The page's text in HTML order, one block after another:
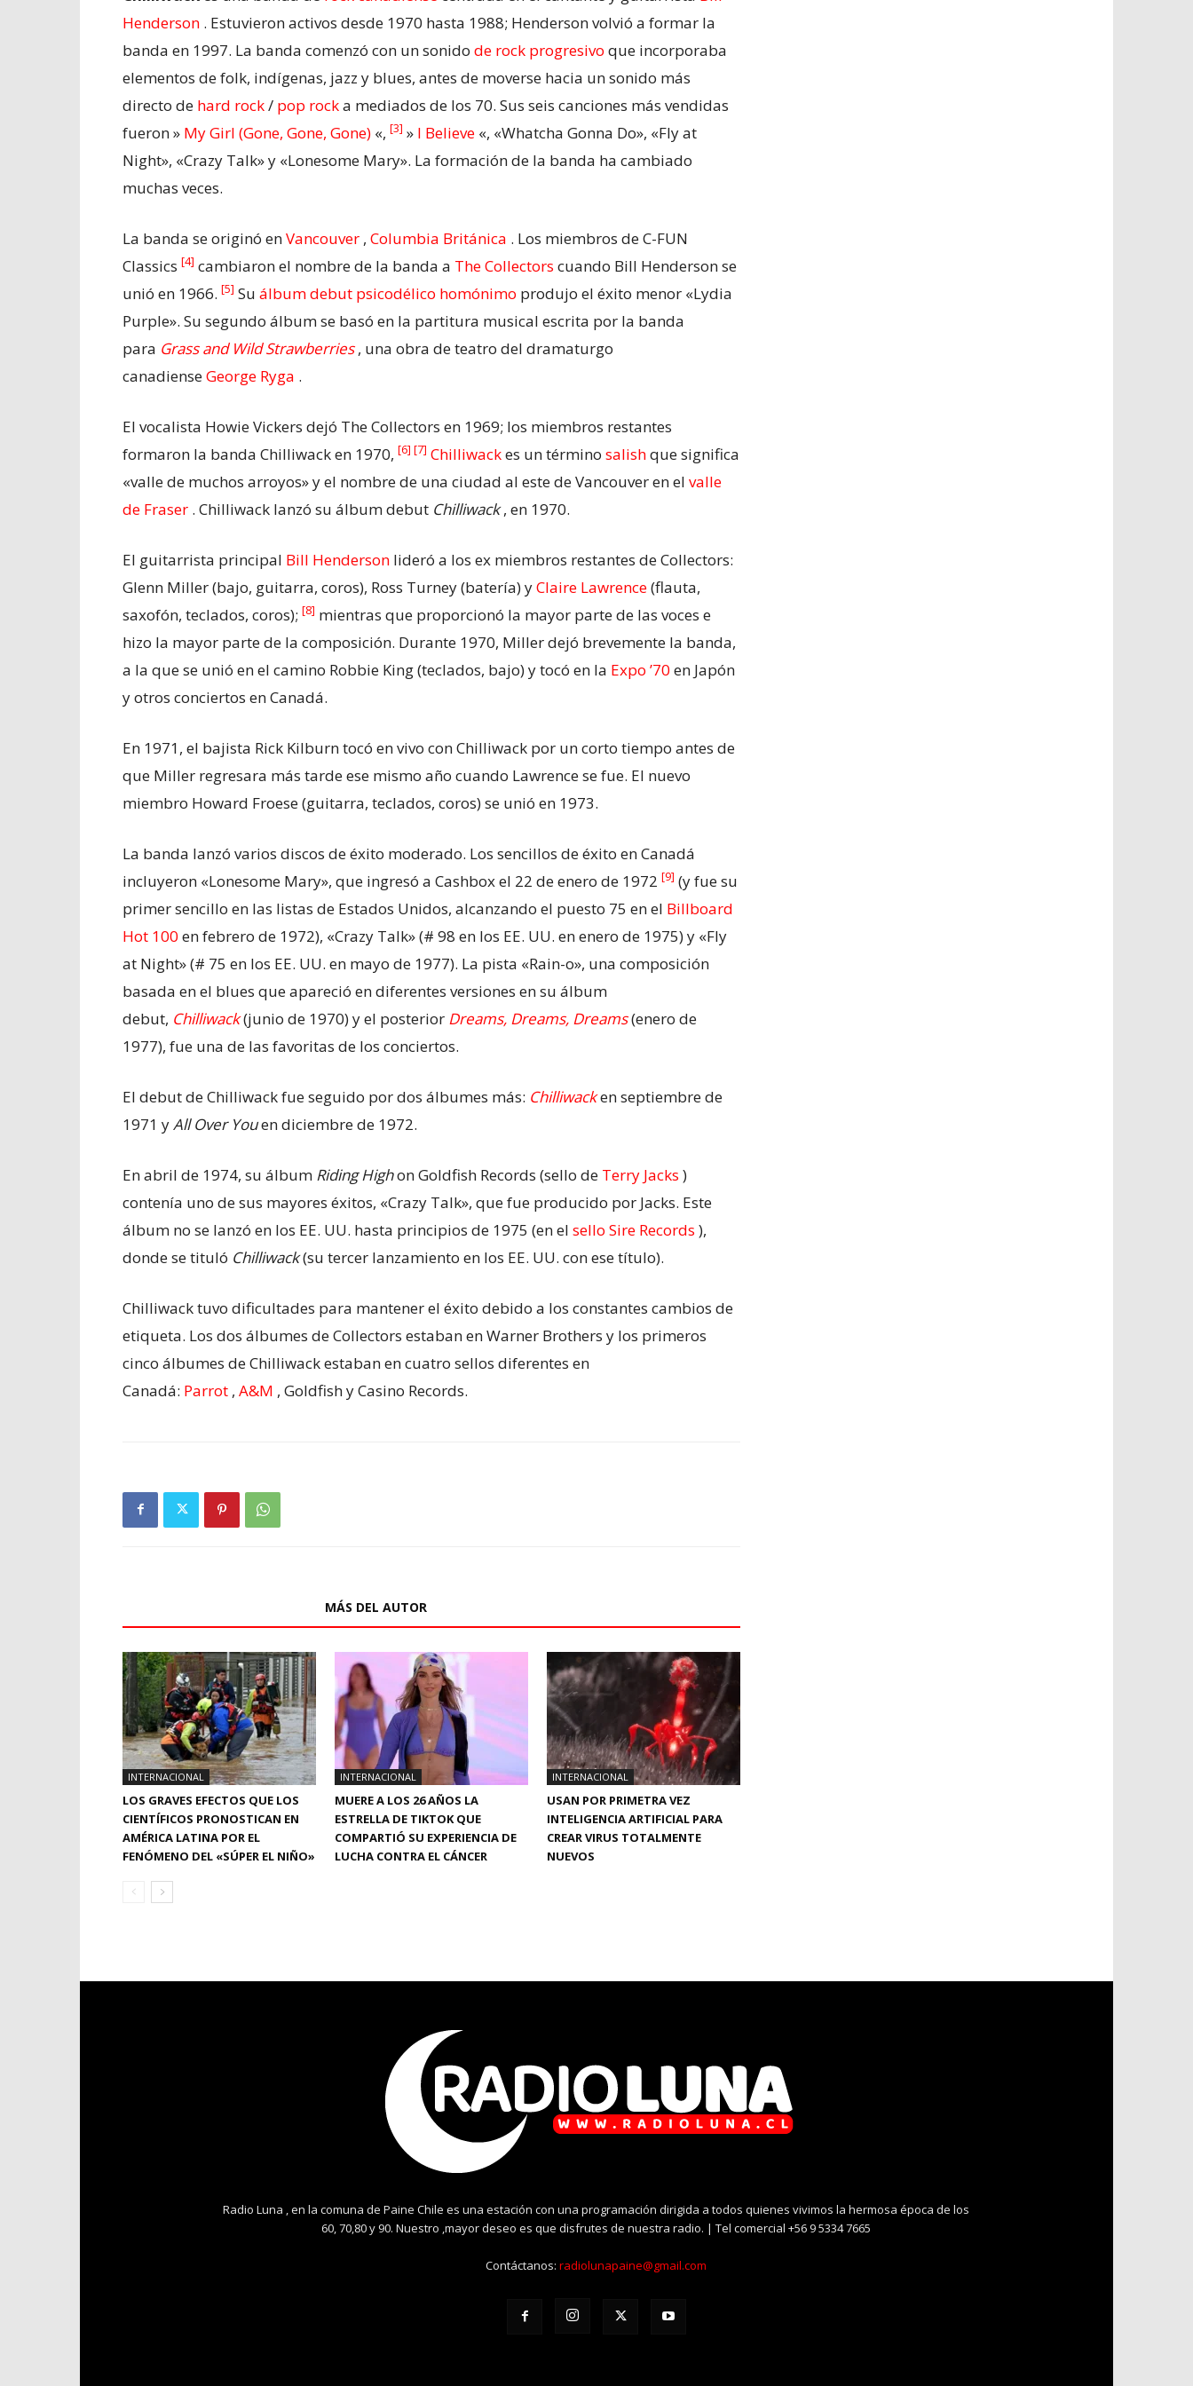
Henderson . Estuvieron activos desde 1970 hasta 1988; Henderson volvió a formar la
banda en 1997. La banda comenzó con un sonido de rock progresivo que incorporaba
elementos de folk, indígenas, jazz y blues, antes de moverse hacia un sonido más
directo de hard rock/ pop rocka mediados de los 70. Sus seis canciones más vendidas
fueron » My Girl (Gone, Gone, Gone) «, [3] » I Believe «, «Whatcha Gonna Do», «Fly at
Night», «Crazy Talk» y «Lonesome Mary». La formación de la banda ha cambiado
muchas veces.
La banda se originó enVancouver , Columbia Británica . Los miembros de C-FUN
Classics [4] cambiaron el nombre de la banda a The Collectors cuando Bill Henderson se
unió en 1966. [5] Su álbum debut psicodélico homónimo produjo el éxito menor «Lydia
Purple». Su segundo álbum se basó en la partitura musical escrita por la banda
para Grass and Wild Strawberries, una obra de teatro del dramaturgo
canadienseGeorge Ryga .
El vocalista Howie Vickers dejó The Collectors en 1969; los miembros restantes
formaron la banda Chilliwack en 1970, [6] [7] Chilliwackes un término salishque significa
«valle de muchos arroyos» y el nombre de una ciudad al este de Vancouver en el valle
de Fraser . Chilliwack lanzó su álbum debut Chilliwack, en 1970.
El guitarrista principal Bill Henderson lideró a los ex miembros restantes de Collectors:
Glenn Miller (bajo, guitarra, coros), Ross Turney (batería) yClaire Lawrence(flauta,
saxofón, teclados, coros); [8] mientras que proporcionó la mayor parte de las voces e
hizo la mayor parte de la composición. Durante 1970, Miller dejó brevemente la banda,
a la que se unió en el camino Robbie King (teclados, bajo) y tocó en la Expo ’70 en Japón
y otros conciertos en Canadá.
En 1971, el bajista Rick Kilburn tocó en vivo con Chilliwack por un corto tiempo antes de
que Miller regresara más tarde ese mismo año cuando Lawrence se fue. El nuevo
miembro Howard Froese (guitarra, teclados, coros) se unió en 1973.
La banda lanzó varios discos de éxito moderado. Los sencillos de éxito en Canadá
incluyeron «Lonesome Mary», que ingresó a Cashbox el 22 de enero de 1972 [9] (y fue su
primer sencillo en las listas de Estados Unidos, alcanzando el puesto 75 en el Billboard
Hot 100 en febrero de 1972), «Crazy Talk» (# 98 en los EE. UU. en enero de 1975) y «Fly
at Night» (# 75 en los EE. UU. en mayo de 1977). La pista «Rain-o», una composición
basada en el blues que apareció en diferentes versiones en su álbum
debut, Chilliwack(junio de 1970) y el posterior Dreams, Dreams, Dreams(enero de
1977), fue una de las favoritas de los conciertos.
El debut de Chilliwack fue seguido por dos álbumes más: Chilliwacken septiembre de
1971 y All Over Youen diciembre de 1972.
En abril de 1974, su álbum Riding Highon Goldfish Records (sello de Terry Jacks )
contenía uno de sus mayores éxitos, «Crazy Talk», que fue producido por Jacks. Este
álbum no se lanzó en los EE. UU. hasta principios de 1975 (en el sello Sire Records ),
donde se tituló Chilliwack(su tercer lanzamiento en los EE. UU. con ese título).
Chilliwack tuvo dificultades para mantener el éxito debido a los constantes cambios de
etiqueta. Los dos álbumes de Collectors estaban en Warner Brothers y los primeros
cinco álbumes de Chilliwack estaban en cuatro sellos diferentes en
Canadá: Parrot , A&M , Goldfish y Casino Records.
MÁS DEL AUTOR
INTERNACIONAL
LOS GRAVES EFECTOS QUE LOS
CIENTÍFICOS PRONOSTICAN EN
AMÉRICA LATINA POR EL
FENÓMENO DEL «SÚPER EL NIÑO»
INTERNACIONAL
MUERE A LOS 26 AÑOS LA
ESTRELLA DE TIKTOK QUE
COMPARTIÓ SU EXPERIENCIA DE
LUCHA CONTRA EL CÁNCER
INTERNACIONAL
USAN POR PRIMETRA VEZ
INTELIGENCIA ARTIFICIAL PARA
CREAR VIRUS TOTALMENTE
NUEVOS
Radio Luna , en la comuna de Paine Chile es una estación con una programación dirigida a todos quienes vivimos la hermosa época de los
60, 70,80 y 90. Nuestro ,mayor deseo es que disfrutes de nuestra radio. | Tel comercial +56 9 5334 7665
Contáctanos:radiolunapaine@gmail.com